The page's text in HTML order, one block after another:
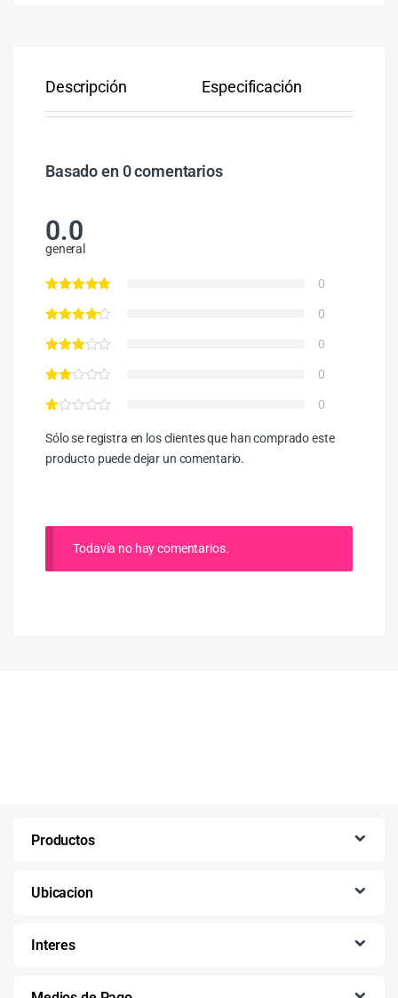
Descripción Especificación
Basado en 0 comentarios
0.0
general
0
0
0
0
0
Sólo se registra en los clientes que han comprado este
producto puede dejar un comentario.
Todavía no hay comentarios.
Productos
Ubicacion
Interes